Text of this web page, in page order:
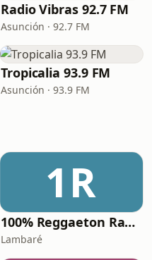
Radio Vibras 92.7 FM
Asunción · 92.7 FM
Tropicalia 93.9 FM
Asunción · 93.9 FM
1R
100% Reggaeton Radio
Lambaré